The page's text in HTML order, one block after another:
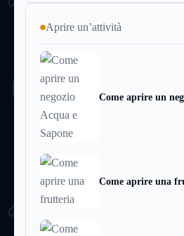
Aprire un’attività
Come aprire un
Come aprire una